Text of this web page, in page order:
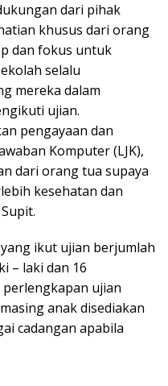
dari pihak
khusus dari orang
dan fokus untuk
selalu
mereka dalam
ujian.
pengayaan dan
Komputer (LJK),
dari orang tua supaya
kesehatan dan
ikut ujian berjumlah
– laki dan 16
ujian
anak disediakan
cadangan apabila